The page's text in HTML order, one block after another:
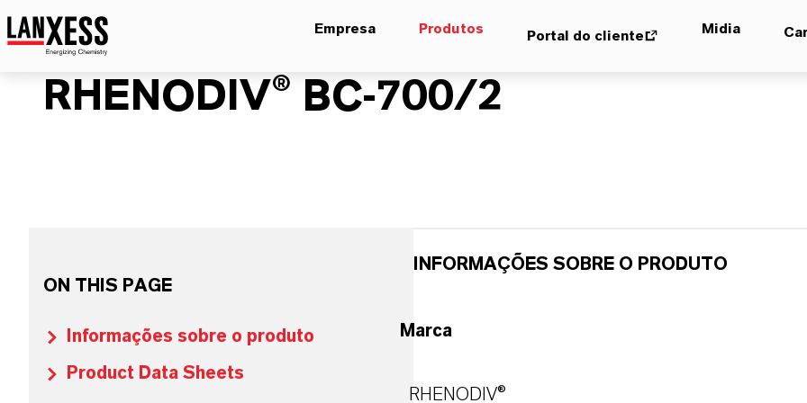
Empresa Produtos Portal do cliente Midia
RHENODIV® BC-700/2
ON THIS PAGE
Informações sobre o produto
Product Data Sheets
INFORMAÇÕES SOBRE O PRODUTO
Marca
RHENODIV®